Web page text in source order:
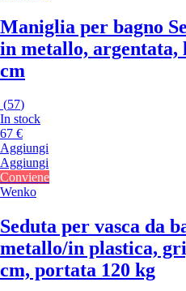
Maniglia per bagno
in metallo, argentata,
cm
(57)
In stock
67 €
Aggiungi
Aggiungi
Conviene
Wenko
Seduta per vasca da
metallo/in plastica,
cm, portata 120 kg